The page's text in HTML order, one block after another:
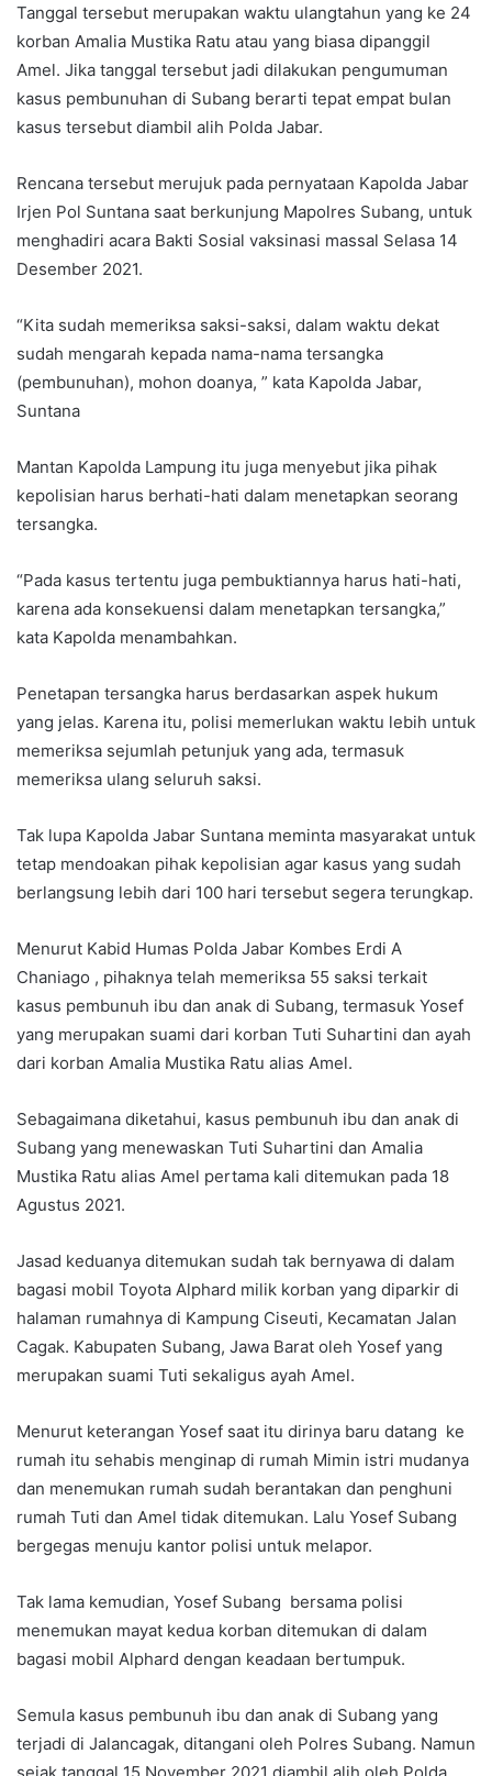
Tanggal tersebut merupakan waktu ulangtahun yang ke 24
korban Amalia Mustika Ratu atau yang biasa dipanggil
Amel. Jika tanggal tersebut jadi dilakukan pengumuman
kasus pembunuhan di Subang berarti tepat empat bulan
kasus tersebut diambil alih Polda Jabar.
Rencana tersebut merujuk pada pernyataan Kapolda Jabar
Irjen Pol Suntana saat berkunjung Mapolres Subang, untuk
menghadiri acara Bakti Sosial vaksinasi massal Selasa 14
Desember 2021.
“Kita sudah memeriksa saksi-saksi, dalam waktu dekat
sudah mengarah kepada nama-nama tersangka
(pembunuhan), mohon doanya, ” kata Kapolda Jabar,
Suntana
Mantan Kapolda Lampung itu juga menyebut jika pihak
kepolisian harus berhati-hati dalam menetapkan seorang
tersangka.
“Pada kasus tertentu juga pembuktiannya harus hati-hati,
karena ada konsekuensi dalam menetapkan tersangka,”
kata Kapolda menambahkan.
Penetapan tersangka harus berdasarkan aspek hukum
yang jelas. Karena itu, polisi memerlukan waktu lebih untuk
memeriksa sejumlah petunjuk yang ada, termasuk
memeriksa ulang seluruh saksi.
Tak lupa Kapolda Jabar Suntana meminta masyarakat untuk
tetap mendoakan pihak kepolisian agar kasus yang sudah
berlangsung lebih dari 100 hari tersebut segera terungkap.
Menurut Kabid Humas Polda Jabar Kombes Erdi A
Chaniago , pihaknya telah memeriksa 55 saksi terkait
kasus pembunuh ibu dan anak di Subang, termasuk Yosef
yang merupakan suami dari korban Tuti Suhartini dan ayah
dari korban Amalia Mustika Ratu alias Amel.
Sebagaimana diketahui, kasus pembunuh ibu dan anak di
Subang yang menewaskan Tuti Suhartini dan Amalia
Mustika Ratu alias Amel pertama kali ditemukan pada 18
Agustus 2021.
Jasad keduanya ditemukan sudah tak bernyawa di dalam
bagasi mobil Toyota Alphard milik korban yang diparkir di
halaman rumahnya di Kampung Ciseuti, Kecamatan Jalan
Cagak. Kabupaten Subang, Jawa Barat oleh Yosef yang
merupakan suami Tuti sekaligus ayah Amel.
Menurut keterangan Yosef saat itu dirinya baru datang ke
rumah itu sehabis menginap di rumah Mimin istri mudanya
dan menemukan rumah sudah berantakan dan penghuni
rumah Tuti dan Amel tidak ditemukan. Lalu Yosef Subang
bergegas menuju kantor polisi untuk melapor.
Tak lama kemudian, Yosef Subang bersama polisi
menemukan mayat kedua korban ditemukan di dalam
bagasi mobil Alphard dengan keadaan bertumpuk.
Semula kasus pembunuh ibu dan anak di Subang yang
terjadi di Jalancagak, ditangani oleh Polres Subang. Namun